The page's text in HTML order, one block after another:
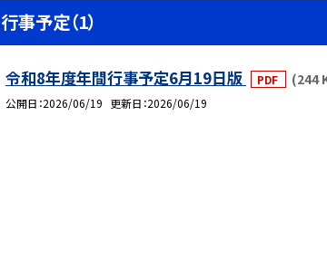
行事予定（1）
令和8年度年間行事予定6月19日版 PDF (244
公開日 2026/06/19 更新日 2026/06/19